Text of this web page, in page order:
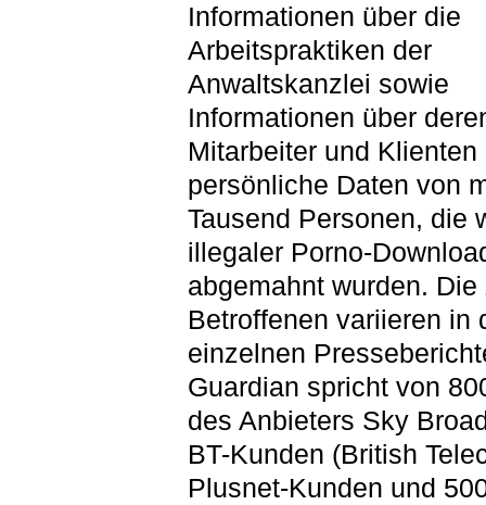
Informationen über die
Arbeitspraktiken der
Anwaltskanzlei sowie
Informationen über
Mitarbeiter und Klienten
persönliche Daten von
Tausend Personen, die
illegaler Porno-
abgemahnt wurden. Die
Betroffenen variieren in
einzelnen
Guardian spricht von
des Anbieters Sky
BT-Kunden (British
Plusnet-Kunden und